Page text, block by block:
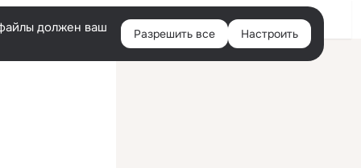
Войти
должен ваш
Разрешить все Настроить